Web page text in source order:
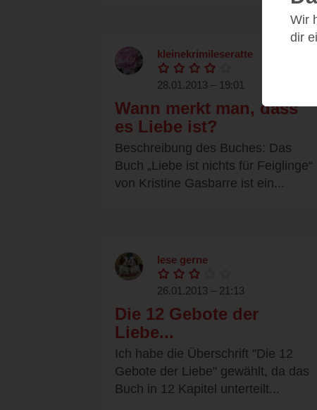
kleinekrimileseratte
28.01.2013 – 19:01
Wann merkt man, dass
es Liebe ist?
Beschreibung des Buches: Das
Buch „Liebe ist nichts für Feiglinge“
von Kristine Gasbarre ist ein...
lese gerne
26.01.2013 – 21:13
Die 12 Gebote der
Liebe...
Ich habe die Überschrift "Die 12
Gebote der Liebe" gewählt, da das
Buch in 12 Kapitel unterteilt...
Wir
dir